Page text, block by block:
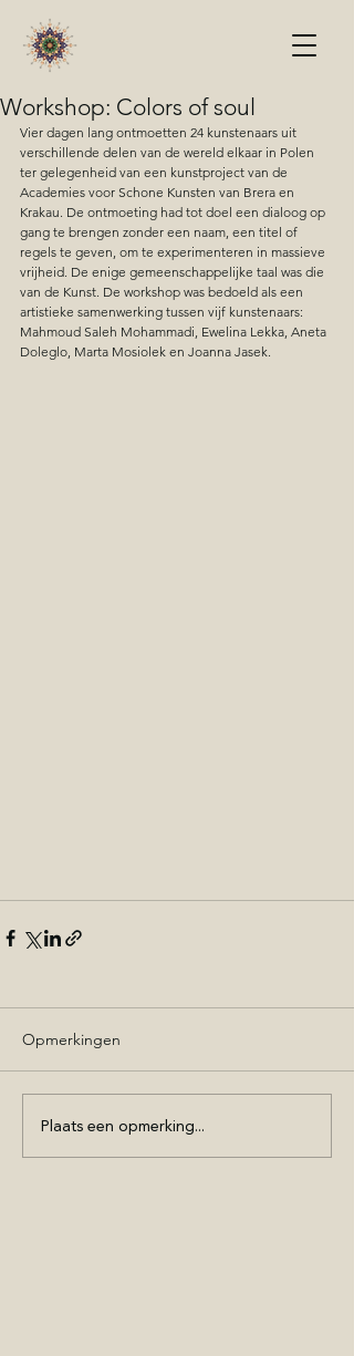
Workshop: Colors of soul
Vier dagen lang ontmoetten 24 kunstenaars uit
verschillende delen van de wereld elkaar in Polen
ter gelegenheid van een kunstproject van de
Academies voor Schone Kunsten van Brera en
Krakau. De ontmoeting had tot doel een dialoog op
gang te brengen zonder een naam, een titel of
regels te geven, om te experimenteren in massieve
vrijheid. De enige gemeenschappelijke taal was die
van de Kunst. De workshop was bedoeld als een
artistieke samenwerking tussen vijf kunstenaars:
Mahmoud Saleh Mohammadi, Ewelina Lekka, Aneta
Doleglo, Marta Mosiolek en Joanna Jasek.
Opmerkingen
Plaats een opmerking...